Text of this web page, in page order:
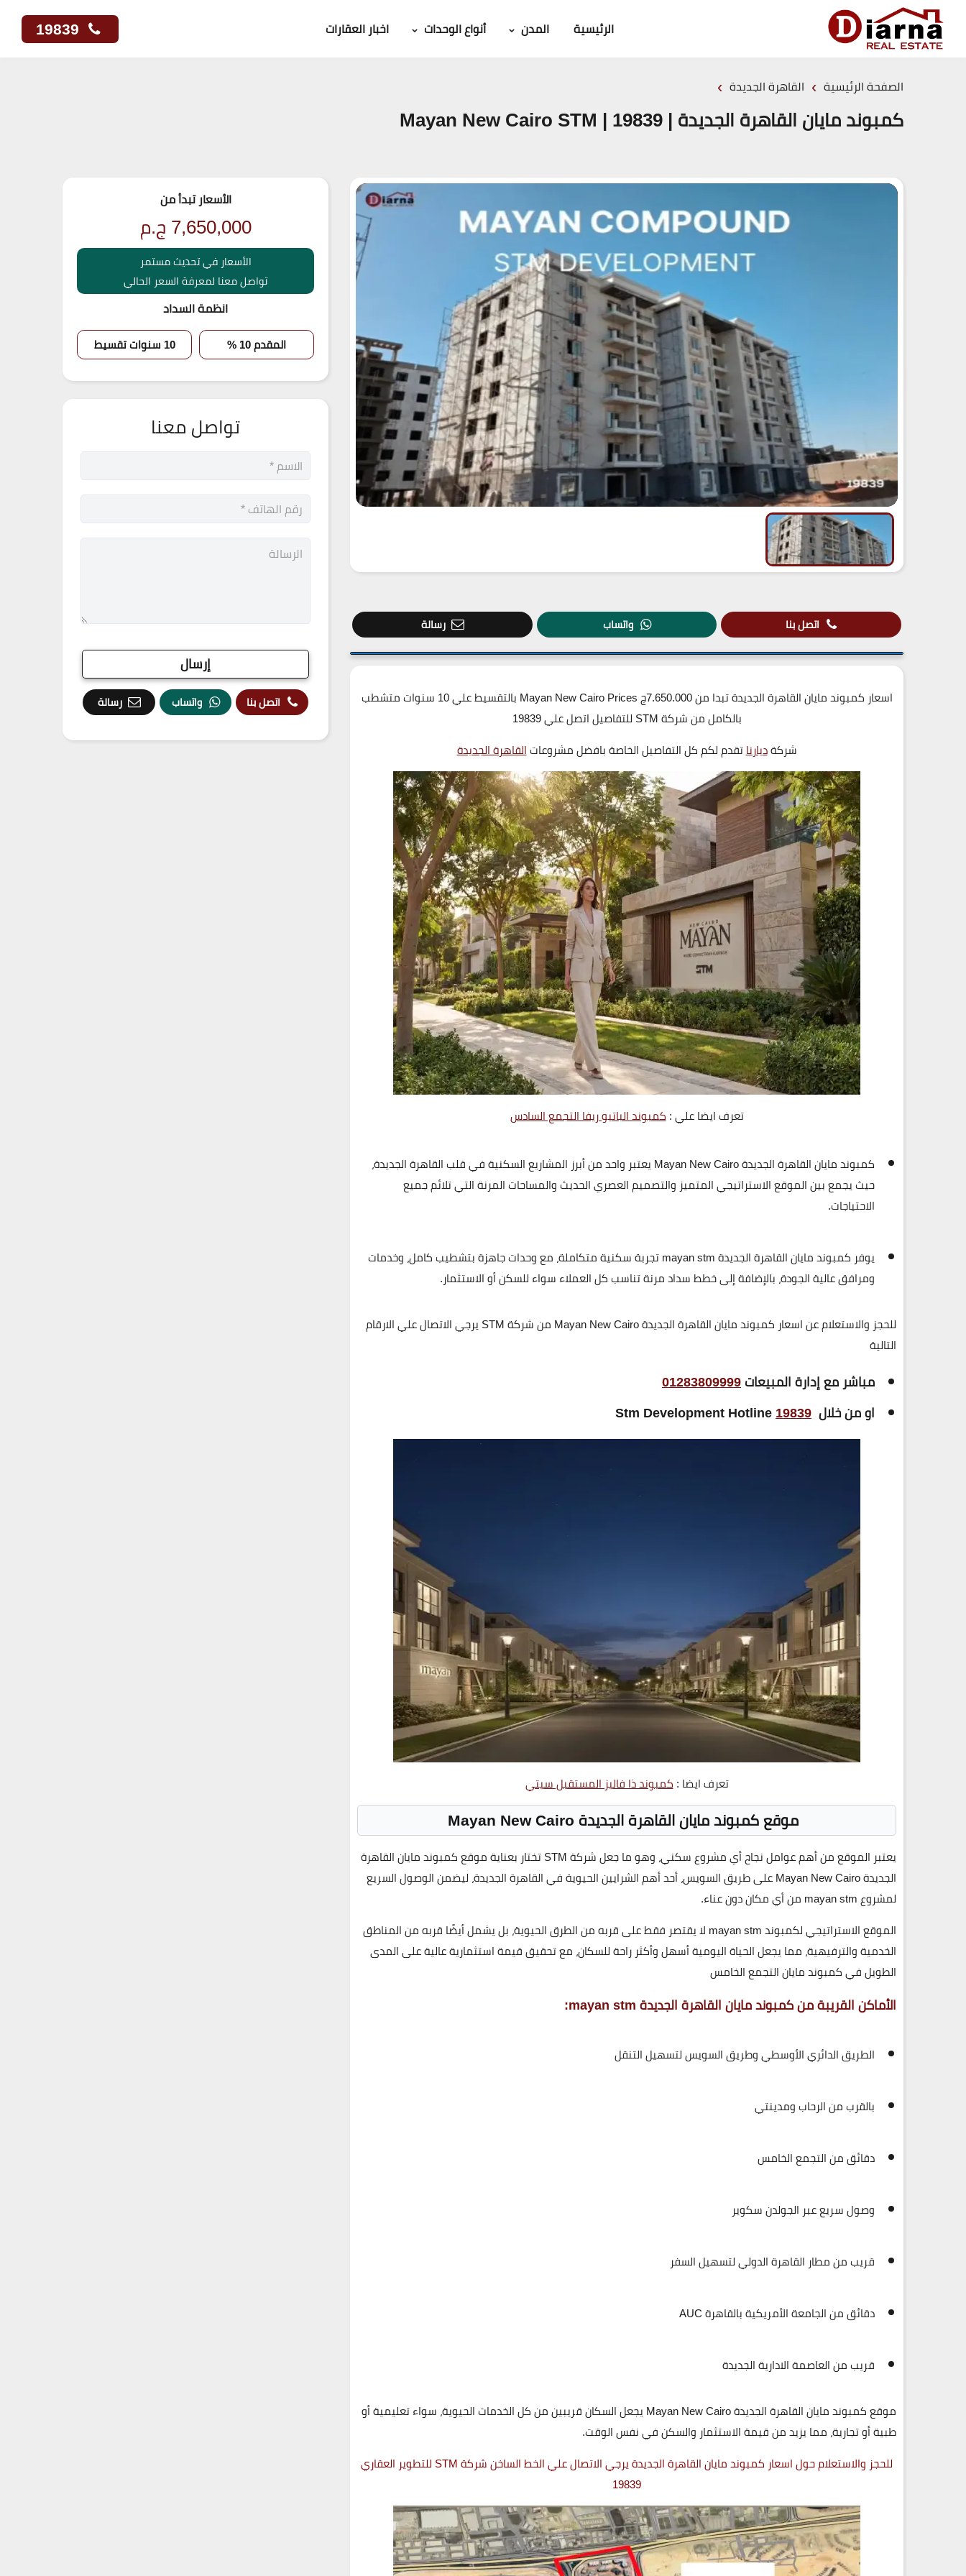
الرئيسية المدن أنواع الوحدات اخبار العقارات
الصفحة الرئيسية › القاهرة الجديدة ›
كمبوند مايان القاهرة الجديدة | Mayan New Cairo STM | 19839
اتصل بنا واتساب رسالة
اسعار كمبوند مايان القاهرة الجديدة تبدا من 7.650.000ج Mayan New Cairo Prices بالتقسيط علي 10 سنوات متشطب
بالكامل من شركة STM للتفاصيل اتصل علي 19839
شركةديارناتقدم لكم كل التفاصيل الخاصة بافضل مشروعاتالقاهرة الجديدة
تعرف ايضا علي :كمبوند الباتيو ريفا التجمع السادس
كمبوند مايان القاهرة الجديدة Mayan New Cairo
يعتبر واحد من أبرز المشاريع السكنية في قلب القاهرة الجديدة،
حيث يجمع بينالموقع الاستراتيجي المتميز والتصميم العصري الحديث والمساحات المرنة التي تلائم جميع
الاحتياجات.
يوفر كمبوند مايان القاهرة الجديدة mayan stm تجربة سكنية متكاملة، مع وحدات جاهزةبتشطيب كامل، وخدمات
ومرافق عالية الجودة، بالإضافة إلىخطط سداد مرنةتناسب كل العملاء سواء للسكن أو الاستثمار.
للحجز والاستعلام عن اسعار كمبوند مايان القاهرة الجديدة Mayan New Cairo من شركة STM
يرجي الاتصال علي الارقام
التالية
مباشر مع إدارة المبيعات01283809999
او من خلال 19839
تعرف ايضا :كمبوند ذا فاليز المستقبل سيتي
موقع كمبوند مايان القاهرة الجديدة Mayan New Cairo
يعتبر الموقع من أهم عوامل نجاح أي مشروع سكني، وهو ما جعل شركة STM تختار بعناية موقع
كمبوند مايان القاهرة
الجديدة Mayan New Cairo
علىطريق السويس، أحد أهم الشرايين الحيوية في القاهرة الجديدة، ليضمن الوصول السريع
لمشروعmayan stm من أي مكان دون عناء.
الموقع الاستراتيجيلكمبوند mayan stm
لا يقتصر فقط على قربه من الطرق الحيوية، بل يشمل أيضًا قربه من المناطق
الخدمية والترفيهية، مما يجعل الحياة اليومية أسهل وأكثر راحة للسكان، معتحقيق قيمة استثمارية عاليةعلى المدى
الطويل في كمبوند مايان التجمع الخامس
الأماكن القريبة من كمبوند مايان القاهرة الجديدة mayan stm:
الطريق الدائري الأوسطي وطريق السويس لتسهيل التنقل
بالقرب منالرحاب ومدينتي
دقائق منالتجمع الخامس
وصول سريع عبر الجولدن سكوير
قريب منمطار القاهرة الدوليلتسهيل السفر
دقائق منالجامعة الأمريكية بالقاهرة AUC
قريب منالعاصمة الادارية الجديدة
موقعكمبوند مايان القاهرة الجديدة Mayan New Cairo
يجعل السكان قريبين من كل الخدمات الحيوية، سواء تعليمية أو
طبية أو تجارية، مما يزيد من قيمة الاستثمار والسكن في نفس الوقت.
للحجز والاستعلام حول اسعار كمبوند مايان القاهرة الجديدة يرجي الاتصال علي الخط الساخن شركة STM للتطوير العقاري
19839
الأسعار تبدأ من
7,650,000ج.م
الأسعار في تحديث مستمر
تواصل معنا لمعرفة السعر الحالي
انظمة السداد
المقدم 10 % 10 سنوات تقسيط
تواصل معنا
اتصل بنا واتساب رسالة